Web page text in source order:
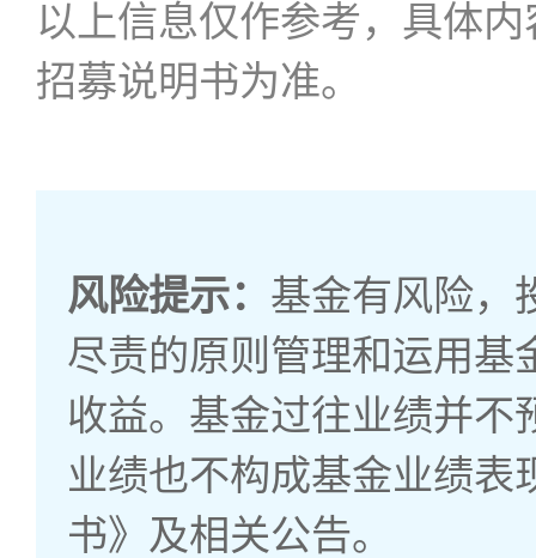
以上信息仅作参考，具体
招募说明书为准。
风险提示： 基金有风险，
尽责的原则管理和运用基
收益。基金过往业绩并不
业绩也不构成基金业绩表
书》及相关公告。